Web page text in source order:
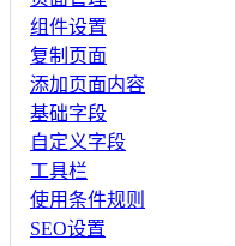
组件设置
复制页面
添加页面内容
基础字段
自定义字段
工具栏
使用条件规则
SEO设置